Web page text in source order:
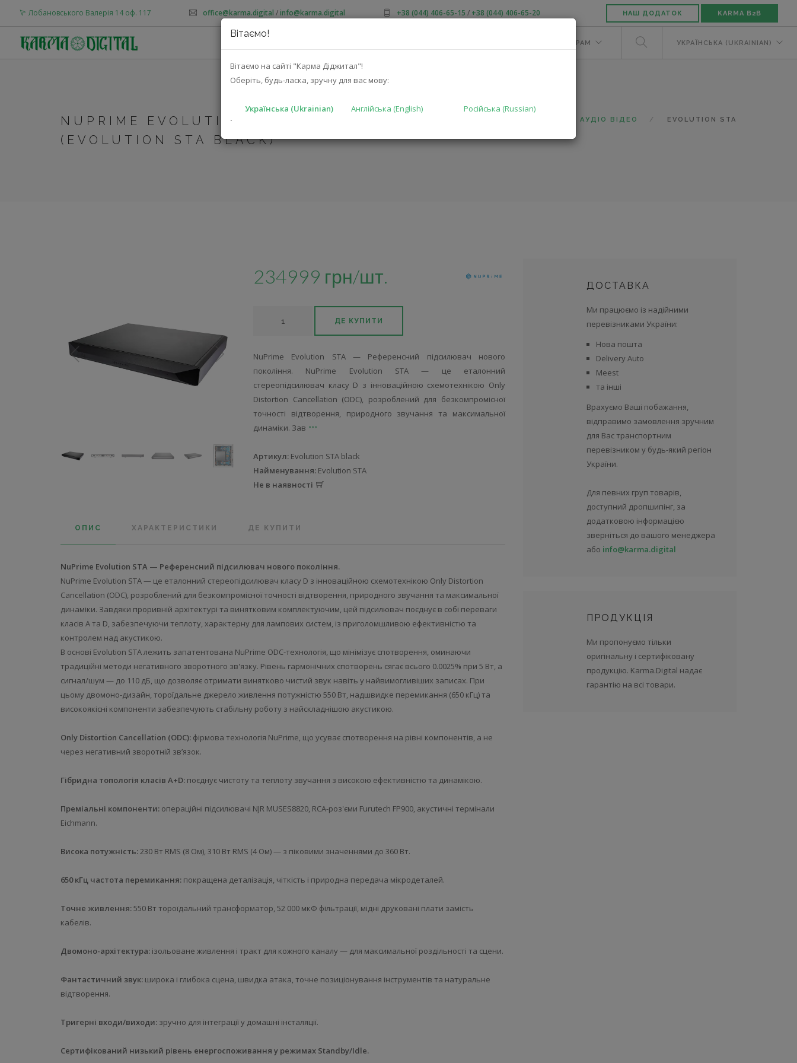
Вітаємо!
Вітаємо на сайті "Карма Діджитал"!
Оберіть, будь-ласка, зручну для вас мову:
Українська (Ukrainian) Англійська (English)
Російська (Russian)
`
Лобановського Валерія 14 оф. 117 office@karma.digital /info@karma.digital +38 (044) 406-65-15 / +38 (044) 406-65-20 НАШ ДОДАТОК KARMA B2B
ДИЛЕРАМ УКРАЇНСЬКА (UKRAINIAN)
NUPRIME EVOLUTION STA
(EVOLUTION STA BLACK)
АУДІО ВІДЕО EVOLUTION STA
234999 грн/шт.
ДЕ КУПИТИ
NuPrime Evolution STA — Референсний підсилювач нового
покоління. NuPrime Evolution STA — це еталонний
стереопідсилювач класу D з інноваційною схемотехнікою Only
Distortion Cancellation (ODC), розроблений для безкомпромісної
точності відтворення, природного звучання та максимальної
динаміки. Зав
Артикул: Evolution STA black
Найменування: Evolution STA
Не в наявності
ОПИС ХАРАКТЕРИСТИКИ ДЕ КУПИТИ
NuPrime Evolution STA — Референсний підсилювач нового покоління.
NuPrime Evolution STA — це еталонний стереопідсилювач класу D з інноваційною схемотехнікою Only Distortion
Cancellation (ODC), розроблений для безкомпромісної точності відтворення, природного звучання та максимальної
динаміки. Завдяки проривній архітектурі та винятковим комплектуючим, цей підсилювач поєднує в собі переваги
класів A та D, забезпечуючи теплоту, характерну для лампових систем, із приголомшливою ефективністю та
контролем над акустикою.
В основі Evolution STA лежить запатентована NuPrime ODC-технологія, що мінімізує спотворення, оминаючи
традиційні методи негативного зворотного зв'язку. Рівень гармонічних спотворень сягає всього 0.0025% при 5 Вт, а
сигнал/шум — до 110 дБ, що дозволяє отримати винятково чистий звук навіть у найвимогливіших записах. При
цьому двомоно-дизайн, тороїдальне джерело живлення потужністю 550 Вт, надшвидке перемикання (650 кГц) та
високоякісні компоненти забезпечують стабільну роботу з найскладнішою акустикою.
Only Distortion Cancellation (ODC): фірмова технологія NuPrime, що усуває спотворення на рівні компонентів, а не
через негативний зворотній зв’язок.
Гібридна топологія класів A+D: поєднує чистоту та теплоту звучання з високою ефективністю та динамікою.
Преміальні компоненти: операційні підсилювачі NJR MUSES8820, RCA-роз'єми Furutech FP900, акустичні термінали
Eichmann.
Висока потужність:230 Вт RMS (8 Ом), 310 Вт RMS (4 Ом) — з піковими значеннями до 360 Вт.
650 кГц частота перемикання: покращена деталізація, чіткість і природна передача мікродеталей.
Точне живлення:550 Вт тороїдальний трансформатор, 52 000 мкФ фільтрації, мідні друковані плати замість
кабелів.
Двомоно-архітектура: ізольоване живлення і тракт для кожного каналу — для максимальної роздільності та сцени.
Фантастичний звук: широка і глибока сцена, швидка атака, точне позиціонування інструментів та натуральне
відтворення.
Тригерні входи/виходи: зручно для інтеграції у домашні інсталяції.
Сертифікований низький рівень енергоспоживання у режимах Standby/Idle.
ДОСТАВКА
Ми працюємо із надійними
перевізниками України:
Нова пошта
Delivery Auto
Meest
та інші
Врахуємо Ваші побажання,
відправимо замовлення зручним
для Вас транспортним
перевізником у будь-який регіон
України.
Для певних груп товарів,
доступний дропшипінг, за
додатковою інформацією
зверніться до вашого менеджера
або info@karma.digital
ПРОДУКЦІЯ
Ми пропонуємо тільки
оригінальну і сертифіковану
продукцію. Karma.Digital надає
гарантію на всі товари.